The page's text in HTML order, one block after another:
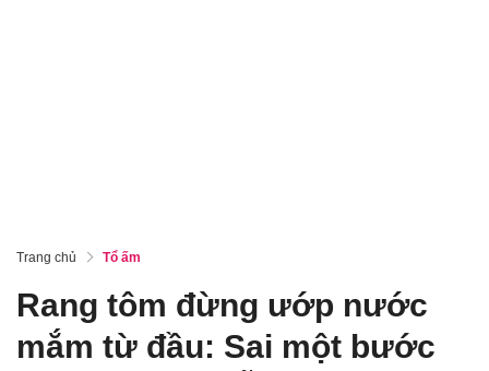
Trang chủ Tổ ấm
Rang tôm đừng ướp nước
mắm từ đầu: Sai một bước